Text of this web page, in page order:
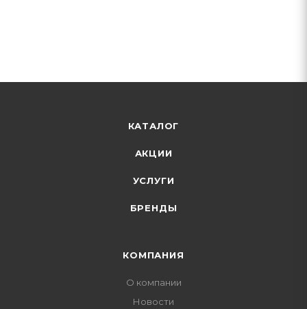
КАТАЛОГ
АКЦИИ
УСЛУГИ
БРЕНДЫ
КОМПАНИЯ
О компании
Новости